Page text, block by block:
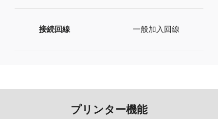
接続回線 一般加入回線
プリンター機能